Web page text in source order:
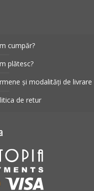
cumpăr?
plătesc?
și modalități de livrare
de retur